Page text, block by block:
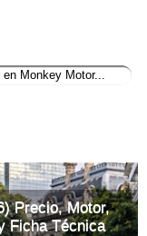
Precio, Motor,
Ficha Técnica